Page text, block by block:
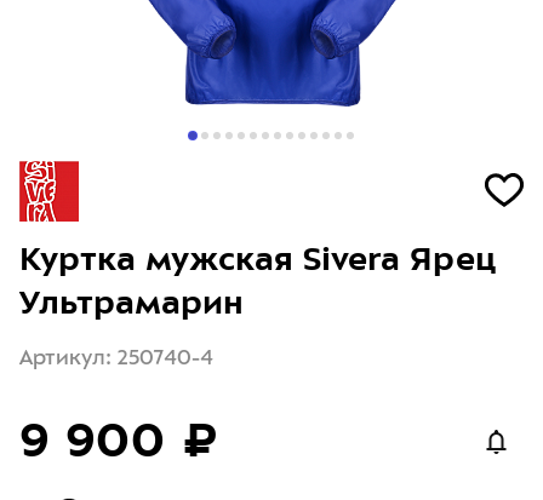
Куртка мужская Sivera Ярец
Ультрамарин
Артикул: 250740-4
9 900 ₽